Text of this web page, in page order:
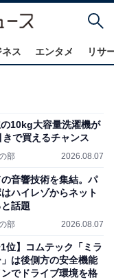
ス エンタメ リサ
10kg大容量洗濯機が
で買えるチャンス
部 2026.08.07
音響技術を集結。パ
ハイレゾからネット
話題
部 2026.08.07
位】コムテック「ミラ
は後側方の安全機能
でドライブ環境を格